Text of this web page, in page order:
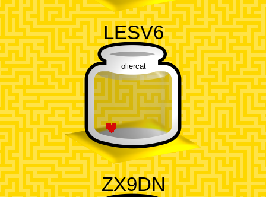
LESV6
oliercat
ZX9DN